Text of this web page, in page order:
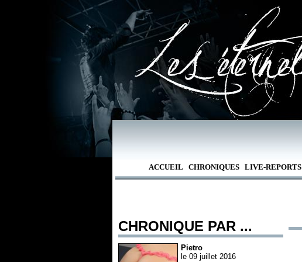
ACCUEIL CHRONIQUES LIVE-REPORTS
CHRONIQUE PAR ...
Pietro
le 09 juillet 2016